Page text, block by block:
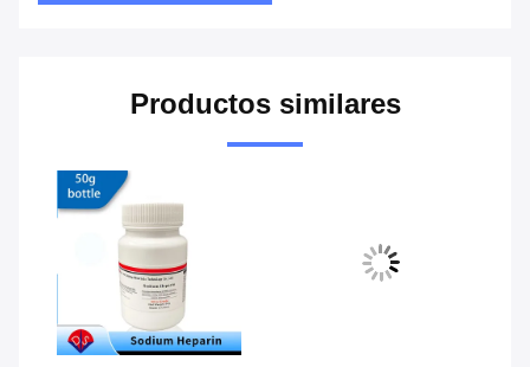
Productos similares